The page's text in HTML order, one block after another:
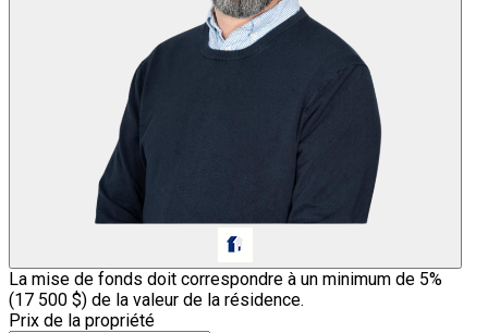
La mise de fonds doit correspondre à un minimum de 5%
(17 500 $) de la valeur de la résidence.
Prix de la propriété